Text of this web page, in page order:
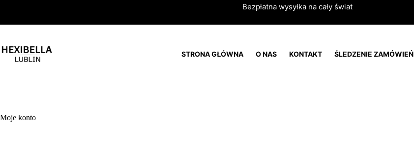
Bezpłatna wysyłka na cały świat
STRONA GŁÓWNA O NAS KONTAKT ŚLEDZENIE ZAMÓWIEŃ
Moje konto